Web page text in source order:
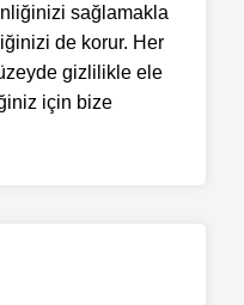
sağlamakla
de korur. Her
gizlilikle ele
için bize